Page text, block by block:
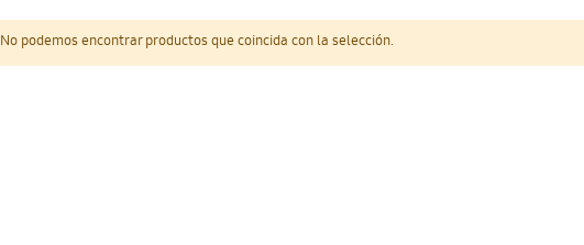
No podemos encontrar productos que coincida con la selección.